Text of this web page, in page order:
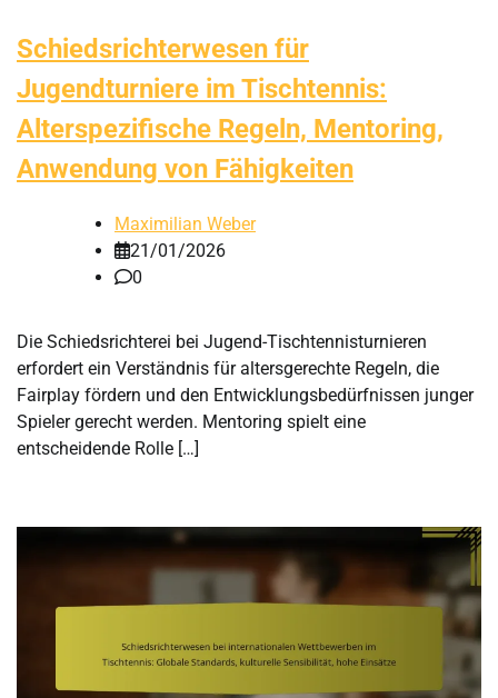
Schiedsrichterwesen für
Jugendturniere im Tischtennis:
Alterspezifische Regeln, Mentoring,
Anwendung von Fähigkeiten
Maximilian Weber
21/01/2026
0
Die Schiedsrichterei bei Jugend-Tischtennisturnieren
erfordert ein Verständnis für altersgerechte Regeln, die
Fairplay fördern und den Entwicklungsbedürfnissen junger
Spieler gerecht werden. Mentoring spielt eine
entscheidende Rolle […]